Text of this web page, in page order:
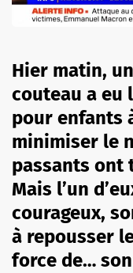
Hier matin,
couteau a eu
pour enfants
minimiser le
passants ont
Mais l’un
courageux,
à repousser
force de…